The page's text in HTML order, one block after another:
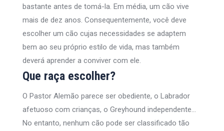
bastante antes de tomá-la. Em média, um cão vive
mais de dez anos. Consequentemente, você deve
escolher um cão cujas necessidades se adaptem
bem ao seu próprio estilo de vida, mas também
deverá aprender a conviver com ele.
Que raça escolher?
O Pastor Alemão parece ser obediente, o Labrador
afetuoso com crianças, o Greyhound independente…
No entanto, nenhum cão pode ser classificado tão